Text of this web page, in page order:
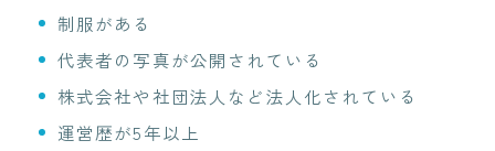
制服がある
代表者の写真が公開されている
株式会社や社団法人など法人化されている
運営歴が5年以上